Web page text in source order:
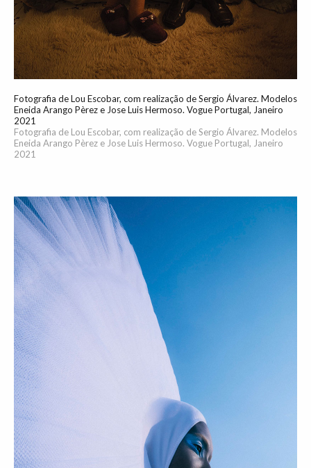
Fotografia de Lou Escobar, com realização de Sergio Álvarez. Modelos
Eneida Arango Pèrez e Jose Luis Hermoso. Vogue Portugal, Janeiro
2021
Fotografia de Lou Escobar, com realização de Sergio Álvarez. Modelos
Eneida Arango Pèrez e Jose Luis Hermoso. Vogue Portugal, Janeiro
2021